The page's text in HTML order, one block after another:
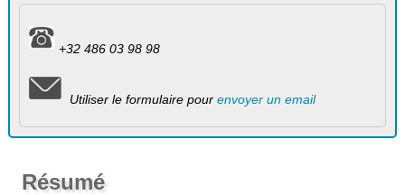
+32 486 03 98 98
Utiliser le formulaire pour envoyer un email
Résumé